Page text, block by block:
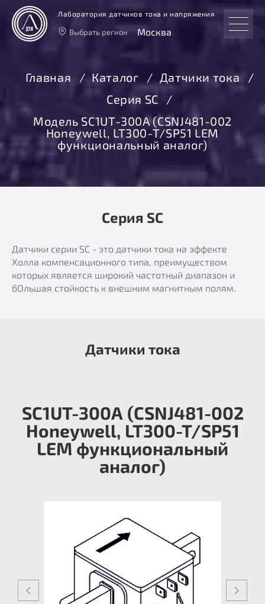
Лаборатория датчиков тока и напряжения
Выбрать регион Москва
Москва
Санкт-Петербург
Екатеринбург
Главная Каталог
Датчики тока
Серия SC
Модель SC1UT-300А (CSNJ481-002
Honeywell, LT300-T/SP51 LEM
функциональный аналог)
Серия SC
Датчики серии SC - это датчики тока на эффекте
Холла компенсационного типа, преимуществом
которых является широкий частотный диапазон и
бОльшая стойкость к внешним магнитным полям.
Датчики тока
SC1UT-300А (CSNJ481-002
Honeywell, LT300-T/SP51
LEM функциональный
аналог)